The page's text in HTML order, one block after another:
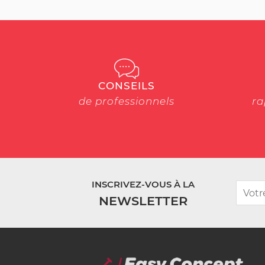
CONSEILS
de professionnels
INSCRIVEZ-VOUS À LA
NEWSLETTER